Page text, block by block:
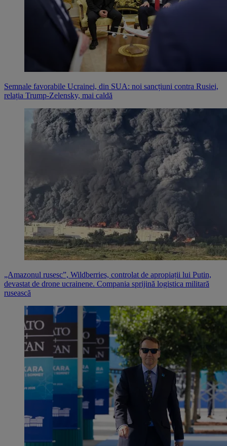
Semnale favorabile Ucrainei, din SUA: noi sancțiuni contra Rusiei,
relația Trump-Zelensky, mai caldă
„Amazonul rusesc”, Wildberries, controlat de apropiații lui Putin,
devastat de drone ucrainene. Compania sprijină logistica militară
rusească